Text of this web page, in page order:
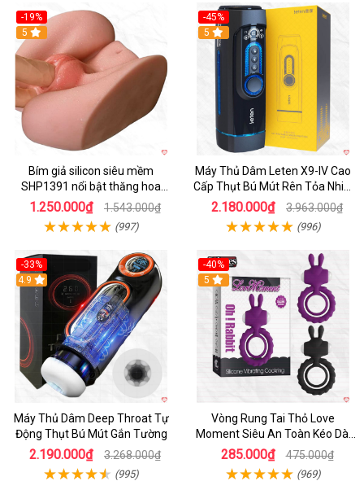
-19%
Hot
5
Bím giả silicon siêu mềm
SHP1391 nổi bật thăng hoa
hoàn hảo
1.250.000₫ 1.543.000₫
(997)
-45%
Hot
5
Máy Thủ Dâm Leten X9-IV Cao
Cấp Thụt Bú Mút Rên Tỏa Nhiệt
Sạc Pin
2.180.000₫ 3.963.000₫
(996)
-33%
Hot
4.9
Máy Thủ Dâm Deep Throat Tự
Động Thụt Bú Mút Gắn Tường
2.190.000₫ 3.268.000₫
(995)
-40%
5
Vòng Rung Tai Thỏ Love
Moment Siêu An Toàn Kéo Dài
Thời Gian
285.000₫ 475.000₫
(969)